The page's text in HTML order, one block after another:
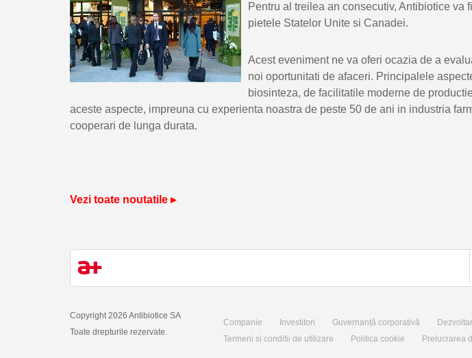
Pentru al treilea an consecutiv, Antibiotice
pietele Statelor Unite si Canadei.
Acest eveniment ne va oferi ocazia de a
noi oportunitati de afaceri. Principalele
biosinteza, de facilitatile moderne de
aceste aspecte, impreuna cu experienta noastra de peste 50 de ani in industria
cooperari de lunga durata.
Vezi toate noutatile ▸
Copyright 2026 Antibiotice SA
Toate drepturile rezervate.
Companie Investitori Guvernanță corporativă
Termeni si conditii de utilizare
Politica cookie Prelucrarea